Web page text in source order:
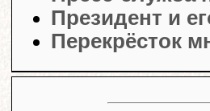
Президент и
Перекрёсток